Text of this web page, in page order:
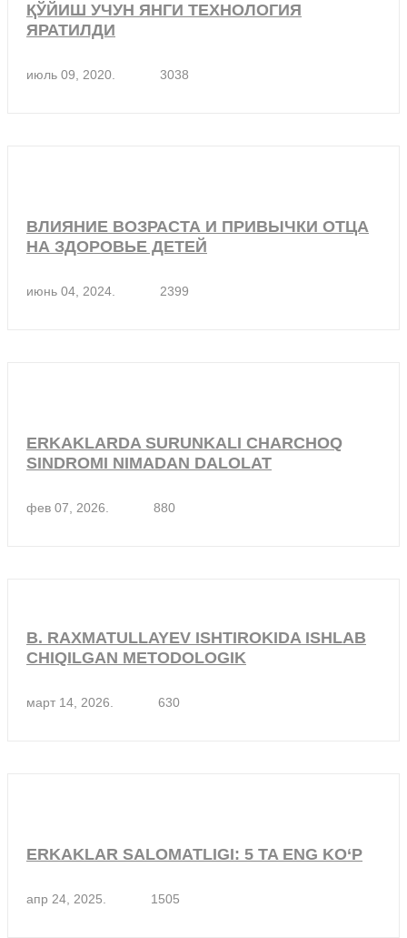
ҚЎЙИШ УЧУН ЯНГИ ТЕХНОЛОГИЯ
ЯРАТИЛДИ
июль 09, 2020. 3038
ВЛИЯНИЕ ВОЗРАСТА И ПРИВЫЧКИ ОТЦА
НА ЗДОРОВЬЕ ДЕТЕЙ
июнь 04, 2024. 2399
ERKAKLARDA SURUNKALI CHARCHOQ
SINDROMI NIMADAN DALOLAT
фев 07, 2026. 880
B. RAXMATULLAYEV ISHTIROKIDA ISHLAB
CHIQILGAN METODOLOGIK
март 14, 2026. 630
ERKAKLAR SALOMATLIGI: 5 TA ENG KO‘P
апр 24, 2025. 1505